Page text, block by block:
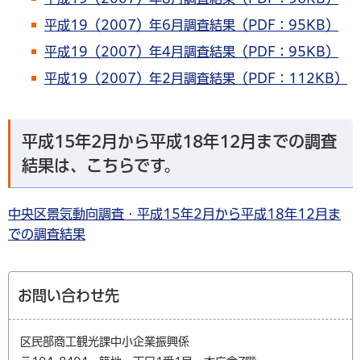
平成19（2007）年6月調査結果（PDF：95KB）
平成19（2007）年4月調査結果（PDF：95KB）
平成19（2007）年2月調査結果（PDF：112KB）
平成15年2月から平成18年12月までの調査
結果は、こちらです。
中央区景気動向調査・平成15年2月から平成18年12月ま
での調査結果
お問い合わせ先
区民部商工観光課中小企業振興係